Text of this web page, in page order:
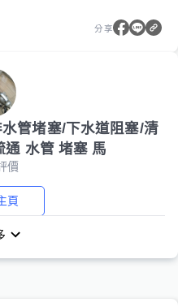
分享
管堵塞/下水道阻塞/清
通 水管 堵塞 馬
價
頁